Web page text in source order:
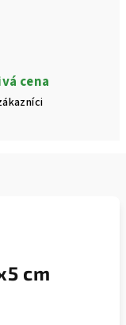
cena
cm